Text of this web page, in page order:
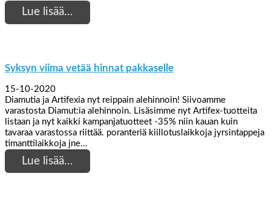
Lue lisää…
Syksyn viima vetää hinnat pakkaselle
15-10-2020
Diamutia ja Artifexia nyt reippain alehinnoin! Siivoamme
varastosta Diamut:ia alehinnoin. Lisäsimme nyt Artifex-tuotteita
listaan ja nyt kaikki kampanjatuotteet -35% niin kauan kuin
tavaraa varastossa riittää. poranteriä kiillotuslaikkoja jyrsintappeja
timanttilaikkoja jne…
Lue lisää…